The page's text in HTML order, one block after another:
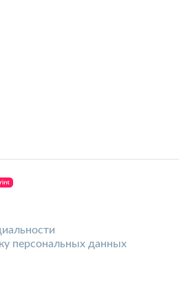
персональных данных